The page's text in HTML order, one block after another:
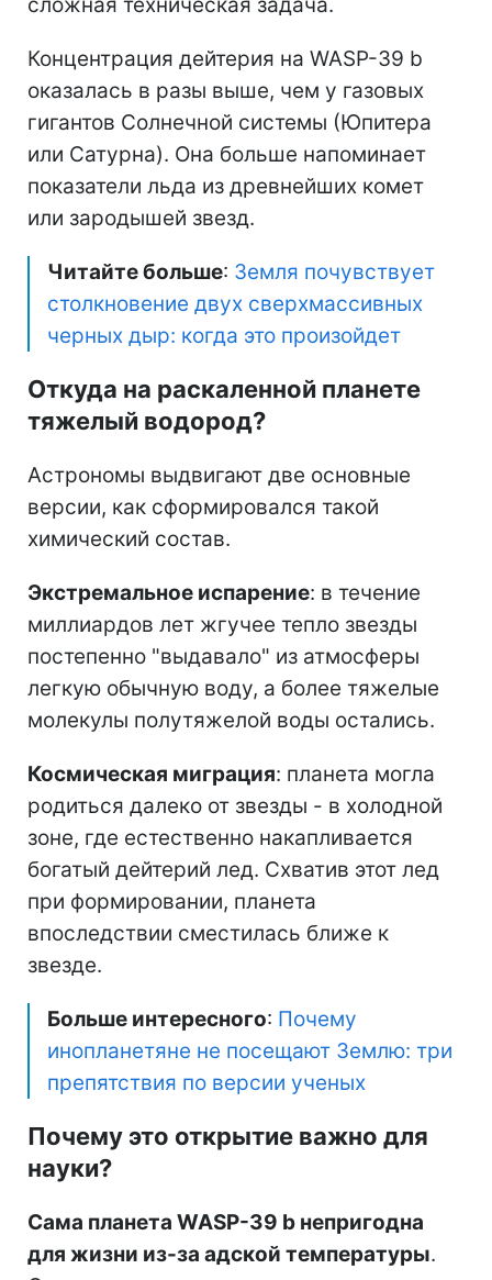
Концентрация дейтерия на WASP-39 b
оказалась в разы выше, чем у газовых
гигантов Солнечной системы (Юпитера
или Сатурна). Она больше напоминает
показатели льда из древнейших комет
или зародышей звезд.
Читайте больше: Земля почувствует
столкновение двух сверхмассивных
черных дыр: когда это произойдет
Откуда на раскаленной планете
тяжелый водород?
Астрономы выдвигают две основные
версии, как сформировался такой
химический состав.
Экстремальное испарение: в течение
миллиардов лет жгучее тепло звезды
постепенно "выдавало" из атмосферы
легкую обычную воду, а более тяжелые
молекулы полутяжелой воды остались.
Космическая миграция: планета могла
родиться далеко от звезды - в холодной
зоне, где естественно накапливается
богатый дейтерий лед. Схватив этот лед
при формировании, планета
впоследствии сместилась ближе к
звезде.
Больше интересного: Почему
инопланетяне не посещают Землю: три
препятствия по версии ученых
Почему это открытие важно для
науки?
Сама планета WASP-39 b непригодна
для жизни из-за адской температуры.